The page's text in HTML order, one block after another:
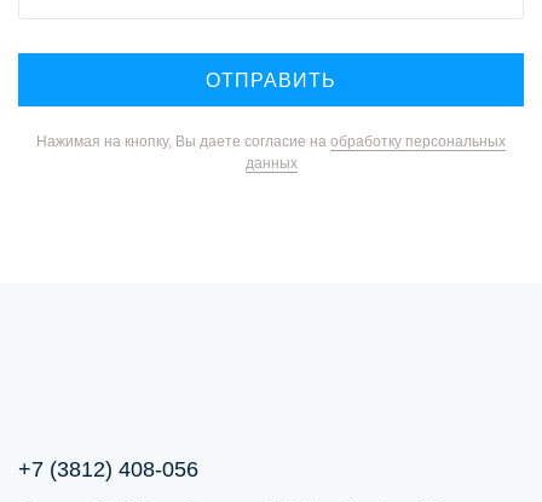
Нажимая на кнопку, Вы даете согласие на обработку персональных
данных
+7 (3812) 408-056